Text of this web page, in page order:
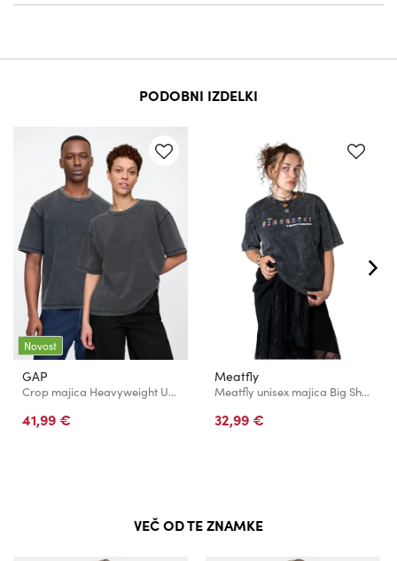
PODOBNI IZDELKI
Novost
GAP
Crop majica Heavyweight Uniseks GAP
41,99 €
Meatfly
Meatfly unisex majica Big Shock Krajdos Black Acid Wash
32,99 €
VEČ OD TE ZNAMKE